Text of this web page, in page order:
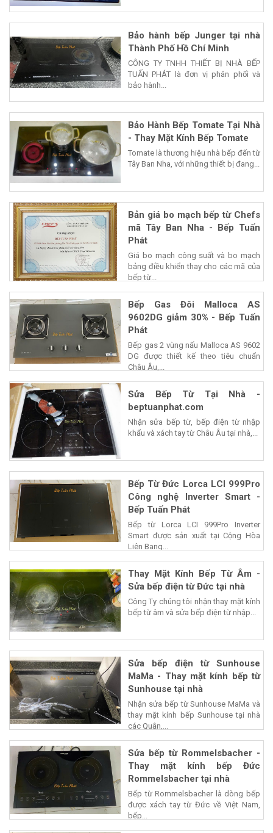
Bảo hành bếp Junger tại nhà
Thành Phố Hồ Chí Minh
CÔNG TY TNHH THIẾT BỊ NHÀ BẾP
TUẤN PHÁT là đơn vị phân phối và
bảo hành...
Bảo Hành Bếp Tomate Tại Nhà
- Thay Mặt Kính Bếp Tomate
Tomate là thương hiệu nhà bếp đến từ
Tây Ban Nha, với những thiết bị đang...
Bản giá bo mạch bếp từ Chefs
mã Tây Ban Nha - Bếp Tuấn
Phát
Giá bo mạch công suất và bo mạch
bảng điều khiển thay cho các mã của
bếp từ...
Bếp Gas Đôi Malloca AS
9602DG giảm 30% - Bếp Tuấn
Phát
Bếp gas 2 vùng nấu Malloca AS 9602
DG được thiết kế theo tiêu chuẩn
Châu Âu,...
Sửa Bếp Từ Tại Nhà -
beptuanphat.com
Nhận sửa bếp từ, bếp điện từ nhập
khẩu và xách tay từ Châu Âu tại nhà,...
Bếp Từ Đức Lorca LCI 999Pro
Công nghệ Inverter Smart -
Bếp Tuấn Phát
Bếp từ Lorca LCI 999Pro Inverter
Smart được sản xuất tại Cộng Hòa
Liên Bang...
Thay Mặt Kính Bếp Từ Âm -
Sửa bếp điện từ Đức tại nhà
Công Ty chúng tôi nhận thay mặt kính
bếp từ âm và sửa bếp điện từ nhập...
Sửa bếp điện từ Sunhouse
MaMa - Thay mặt kính bếp từ
Sunhouse tại nhà
Nhận sửa bếp từ Sunhouse MaMa và
thay mặt kính bếp Sunhouse tại nhà
các Quận,...
Sửa bếp từ Rommelsbacher -
Thay mặt kính bếp Đức
Rommelsbacher tại nhà
Bếp từ Rommelsbacher là dòng bếp
được xách tay từ Đức về Việt Nam,
bếp...